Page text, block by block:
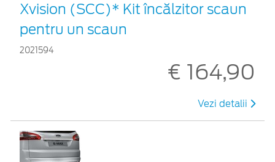
Xvision (SCC)* Kit încălzitor scaun
pentru un scaun
2021594
€ 164,90
Vezi detalii